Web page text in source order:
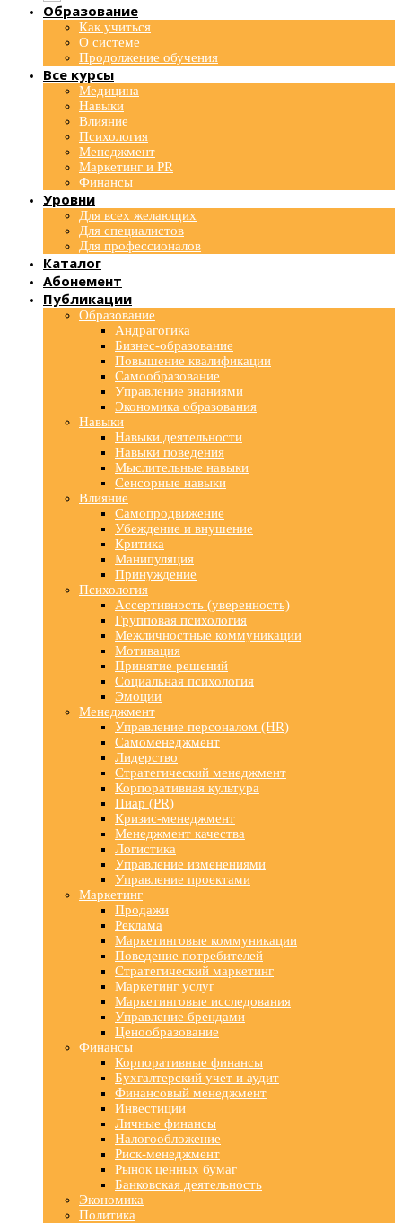
Образование
Как учиться
О системе
Продолжение обучения
Все курсы
Медицина
Навыки
Влияние
Психология
Менеджмент
Маркетинг и PR
Финансы
Уровни
Для всех желающих
Для специалистов
Для профессионалов
Каталог
Абонемент
Публикации
Образование
Андрагогика
Бизнес-образование
Повышение квалификации
Самообразование
Управление знаниями
Экономика образования
Навыки
Навыки деятельности
Навыки поведения
Мыслительные навыки
Сенсорные навыки
Влияние
Самопродвижение
Убеждение и внушение
Критика
Манипуляция
Принуждение
Психология
Ассертивность (уверенность)
Групповая психология
Межличностные коммуникации
Мотивация
Принятие решений
Социальная психология
Эмоции
Менеджмент
Управление персоналом (HR)
Самоменеджмент
Лидерство
Стратегический менеджмент
Корпоративная культура
Пиар (PR)
Кризис-менеджмент
Менеджмент качества
Логистика
Управление изменениями
Управление проектами
Маркетинг
Продажи
Реклама
Маркетинговые коммуникации
Поведение потребителей
Стратегический маркетинг
Маркетинг услуг
Маркетинговые исследования
Управление брендами
Ценообразование
Финансы
Корпоративные финансы
Бухгалтерский учет и аудит
Финансовый менеджмент
Инвестиции
Личные финансы
Налогообложение
Риск-менеджмент
Рынок ценных бумаг
Банковская деятельность
Экономика
Политика